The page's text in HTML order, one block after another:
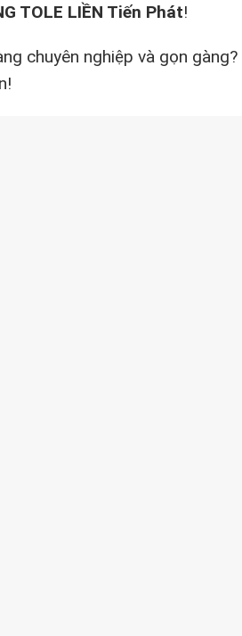
TOLE LIỀN Tiến Phát!
chuyên nghiệp và gọn